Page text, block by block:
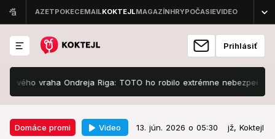
Prihlásiť
Riga: TOTO ho robilo extrémne nebezpečným! Ak vás
Domáce promi Video 13. jún. 2026 o 05:30 jž, Koktejl
Domáce promi 13. jún. 2026 o 05:30